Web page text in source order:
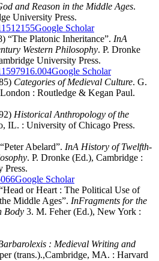
and Reason in the Middle Ages.
University Press.
Google Scholar
“The Platonic Inheritance”. InA
Western Philosophy. P. Dronke
University Press.
Google Scholar
Categories of Medieval Culture. G.
: Routledge & Kegan Paul.
Historical Anthropology of the
IL. : University of Chicago Press.
Abelard”. InA History of Twelfth-
. P. Dronke (Ed.), Cambridge :
Press.
Google Scholar
or Heart : The Political Use of
Middle Ages”. InFragments for the
Body 3. M. Feher (Ed.), New York :
: Medieval Writing and
(trans.).,Cambridge, MA. : Harvard